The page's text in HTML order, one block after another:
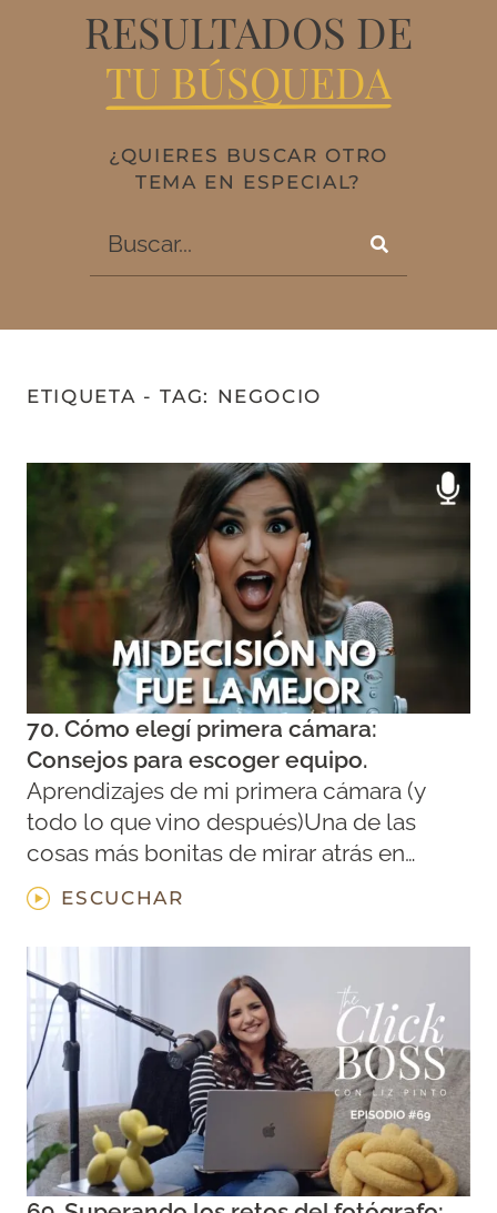
RESULTADOS DE
TU BÚSQUEDA
¿QUIERES BUSCAR OTRO
TEMA EN ESPECIAL?
ETIQUETA - TAG: NEGOCIO
70. Cómo elegí primera cámara:
Consejos para escoger equipo.
Aprendizajes de mi primera cámara (y
todo lo que vino después)Una de las
cosas más bonitas de mirar atrás en…
ESCUCHAR